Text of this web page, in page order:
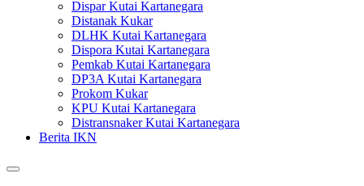
Dispar Kutai Kartanegara
Distanak Kukar
DLHK Kutai Kartanegara
Dispora Kutai Kartanegara
Pemkab Kutai Kartanegara
DP3A Kutai Kartanegara
Prokom Kukar
KPU Kutai Kartanegara
Distransnaker Kutai Kartanegara
Berita IKN